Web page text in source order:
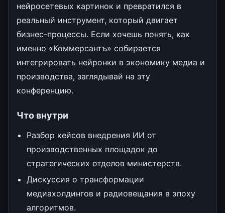
нейросетевых картинок и превратился в
реальный инструмент, который двигает
бизнес-процессы. Если хочешь понять, как
именно «Коммерсантъ» собирается
интегрировать нейронки в экономику медиа и
производства, заглядывай на эту
конференцию.
Что внутри
Разбор кейсов внедрения ИИ от
производственных площадок до
стратегических отделов министерств.
Дискуссия о трансформации
медиахолдингов и радиовещания в эпоху
алгоритмов.